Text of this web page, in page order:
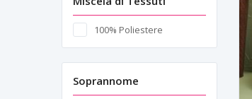
100% Poliestere
Soprannome